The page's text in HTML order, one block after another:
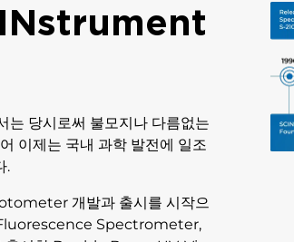
는 당시로써 불모지나 다름없는
이제는 국내 과학 발전에 일조
.
개발과 출시를 시작으
Spectrometer,